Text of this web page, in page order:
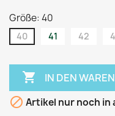
Größe: 40
40 41 42
 IN DEN
 Artikel nur noch in